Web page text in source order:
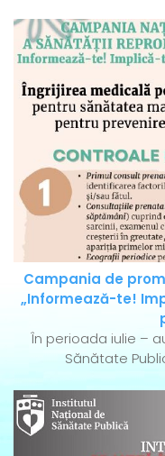
Campania de
„Informează-te!
În perioada iulie –
Sănătate